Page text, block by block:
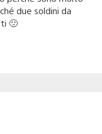
due soldini da
🙁